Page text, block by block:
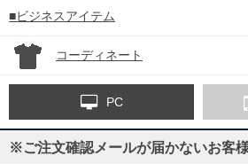
■ビジネスアイテム
コーディネート
PC
※ご注文確認メールが届かないお客